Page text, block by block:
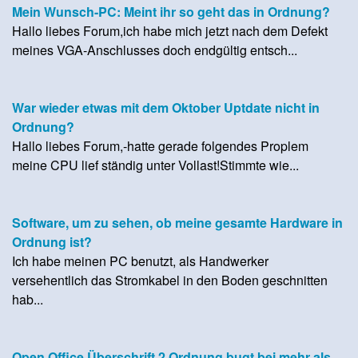
Mein Wunsch-PC: Meint ihr so geht das in Ordnung?
Hallo liebes Forum,ich habe mich jetzt nach dem Defekt
meines VGA-Anschlusses doch endgültig entsch...
War wieder etwas mit dem Oktober Uptdate nicht in
Ordnung?
Hallo liebes Forum,-hatte gerade folgendes Proplem
meine CPU lief ständig unter Vollast!Stimmte wie...
Software, um zu sehen, ob meine gesamte Hardware in
Ordnung ist?
Ich habe meinen PC benutzt, als Handwerker
versehentlich das Stromkabel in den Boden geschnitten
hab...